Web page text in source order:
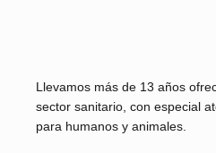
Llevamos más de 13 años
sector sanitario, con especial
para humanos y animales.